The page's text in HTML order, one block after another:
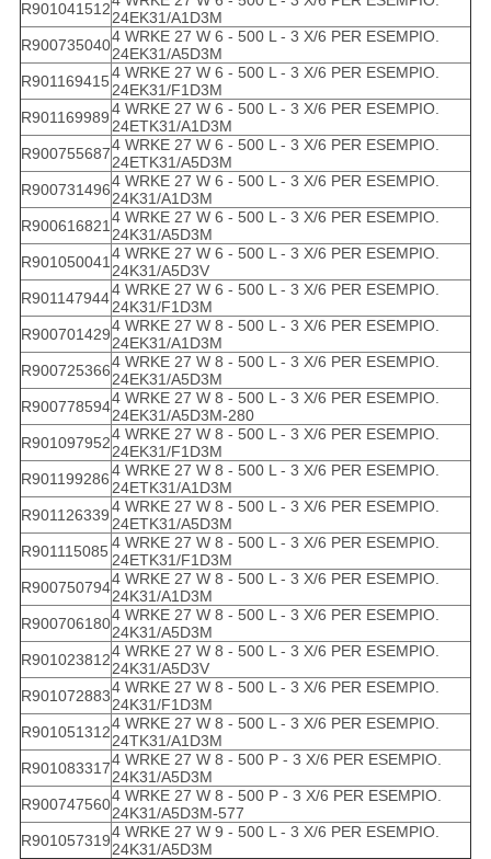
R90104151224EK31/A1D3M
R9007350404 WRKE 27 W 6 - 500 L - 3 X/6 PER ESEMPIO.
24EK31/A5D3M
R9011694154 WRKE 27 W 6 - 500 L - 3 X/6 PER ESEMPIO.
24EK31/F1D3M
R9011699894 WRKE 27 W 6 - 500 L - 3 X/6 PER ESEMPIO.
24ETK31/A1D3M
R9007556874 WRKE 27 W 6 - 500 L - 3 X/6 PER ESEMPIO.
24ETK31/A5D3M
R9007314964 WRKE 27 W 6 - 500 L - 3 X/6 PER ESEMPIO.
24K31/A1D3M
R900616821 4 WRKE 27 W 6 - 500 L - 3 X/6 PER ESEMPIO.
24K31/A5D3M
R901050041 4 WRKE 27 W 6 - 500 L - 3 X/6 PER ESEMPIO.
24K31/A5D3V
R9011479444 WRKE 27 W 6 - 500 L - 3 X/6 PER ESEMPIO.
24K31/F1D3M
R9007014294 WRKE 27 W 8 - 500 L - 3 X/6 PER ESEMPIO.
24EK31/A1D3M
R9007253664 WRKE 27 W 8 - 500 L - 3 X/6 PER ESEMPIO.
24EK31/A5D3M
R9007785944 WRKE 27 W 8 - 500 L - 3 X/6 PER ESEMPIO.
24EK31/A5D3M-280
R9010979524 WRKE 27 W 8 - 500 L - 3 X/6 PER ESEMPIO.
24EK31/F1D3M
R9011992864 WRKE 27 W 8 - 500 L - 3 X/6 PER ESEMPIO.
24ETK31/A1D3M
R9011263394 WRKE 27 W 8 - 500 L - 3 X/6 PER ESEMPIO.
24ETK31/A5D3M
R901115085 4 WRKE 27 W 8 - 500 L - 3 X/6 PER ESEMPIO.
24ETK31/F1D3M
R9007507944 WRKE 27 W 8 - 500 L - 3 X/6 PER ESEMPIO.
24K31/A1D3M
R9007061804 WRKE 27 W 8 - 500 L - 3 X/6 PER ESEMPIO.
24K31/A5D3M
R9010238124 WRKE 27 W 8 - 500 L - 3 X/6 PER ESEMPIO.
24K31/A5D3V
R9010728834 WRKE 27 W 8 - 500 L - 3 X/6 PER ESEMPIO.
24K31/F1D3M
R9010513124 WRKE 27 W 8 - 500 L - 3 X/6 PER ESEMPIO.
24TK31/A1D3M
R9010833174 WRKE 27 W 8 - 500 P - 3 X/6 PER ESEMPIO.
24K31/A5D3M
R9007475604 WRKE 27 W 8 - 500 P - 3 X/6 PER ESEMPIO.
24K31/A5D3M-577
R9010573194 WRKE 27 W 9 - 500 L - 3 X/6 PER ESEMPIO.
24K31/A5D3M